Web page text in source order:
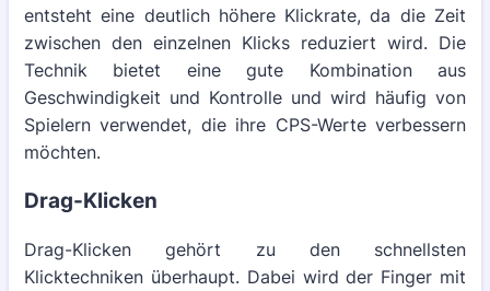
entsteht eine deutlich höhere Klickrate, da die Zeit
zwischen den einzelnen Klicks reduziert wird. Die
Technik bietet eine gute Kombination aus
Geschwindigkeit und Kontrolle und wird häufig von
Spielern verwendet, die ihre CPS-Werte verbessern
möchten.
Drag-Klicken
Drag-Klicken gehört zu den schnellsten
Klicktechniken überhaupt. Dabei wird der Finger mit